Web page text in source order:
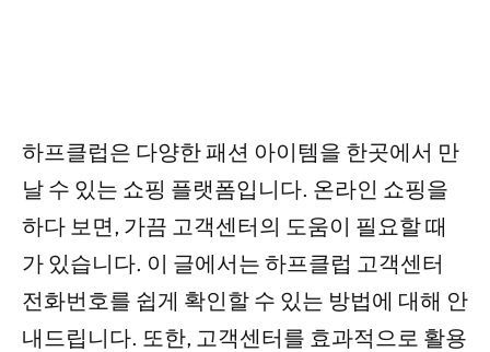
하프클럽은 다양한 패션 아이템을 한곳에서 만
날 수 있는 쇼핑 플랫폼입니다. 온라인 쇼핑을
하다 보면, 가끔 고객센터의 도움이 필요할 때
가 있습니다. 이 글에서는 하프클럽 고객센터
전화번호를 쉽게 확인할 수 있는 방법에 대해 안
내드립니다. 또한, 고객센터를 효과적으로 활용